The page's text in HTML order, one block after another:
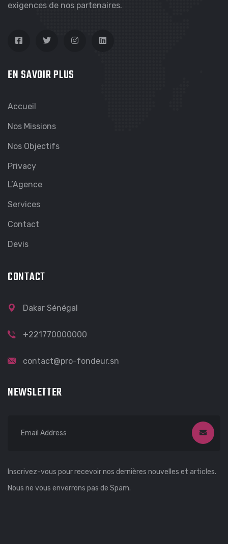
exigences de nos partenaires.
EN SAVOIR PLUS
Accueil
Nos Missions
Nos Objectifs
Privacy
L’Agence
Services
Contact
Devis
CONTACT
Dakar Sénégal
+221770000000
contact@pro-fondeur.sn
NEWSLETTER
Inscrivez-vous pour recevoir nos dernières nouvelles et articles.
Nous ne vous enverrons pas de Spam.